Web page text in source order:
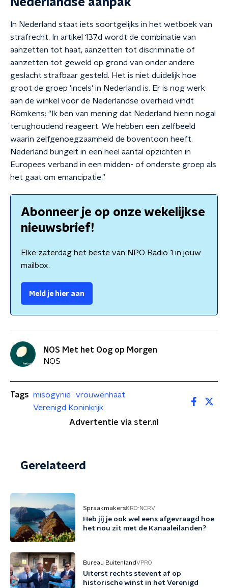
Nederlandse aanpak
In Nederland staat iets soortgelijks in het wetboek van
strafrecht. In artikel 137d wordt de combinatie van
aanzetten tot haat, aanzetten tot discriminatie of
aanzetten tot geweld op grond van onder andere
geslacht strafbaar gesteld. Het is niet duidelijk hoe
groot de groep 'incels' in Nederland is. Er is nog werk
aan de winkel voor de Nederlandse overheid vindt
Römkens: "Ik ben van mening dat Nederland hierin nogal
terughoudend reageert. We hebben een zelfbeeld
waarin zelfgenoegzaamheid de boventoon heeft.
Nederland bungelt in een heel aantal opzichten in
Europees verband in een midden- of onderste groep als
het gaat om emancipatie."
Abonneer je op onze wekelijkse
nieuwsbrief!
Elke zaterdag het beste van NPO Radio 1 in jouw
mailbox.
Meld je hier aan
NOS Met het Oog op Morgen
NOS
Tags misogynie
vrouwenhaat
Verenigd Koninkrijk
Advertentie via ster.nl
Gerelateerd
SpraakmakersKRO-NCRV
Heb jij je ook wel eens afgevraagd hoe
het nou zit met de Kanaaleilanden?
Bureau BuitenlandVPRO
Uiterst rechts stevent af op
historische winst in het Verenigd